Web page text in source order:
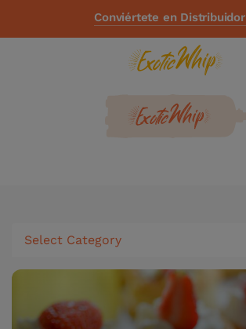
Conviértete en Distribuidor
Select Category